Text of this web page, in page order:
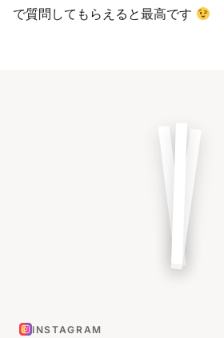
で質問してもらえると最高です
INSTAGRAM